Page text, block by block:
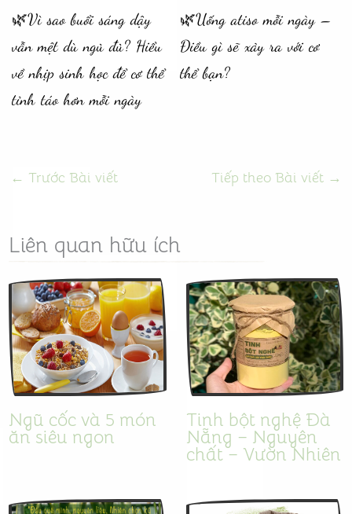
🌿Vì sao buổi sáng dậy
vẫn mệt dù ngủ đủ? Hiểu
về nhịp sinh học để cơ thể
tỉnh táo hơn mỗi ngày
🌿Uống atiso mỗi ngày –
Điều gì sẽ xảy ra với cơ
thể bạn?
← Trước Bài viết Tiếp theo Bài viết →
Liên quan hữu ích
Ngũ cốc và 5 món
ăn siêu ngon
Tinh bột nghệ Đà
Nẵng – Nguyên
chất – Vườn Nhiên